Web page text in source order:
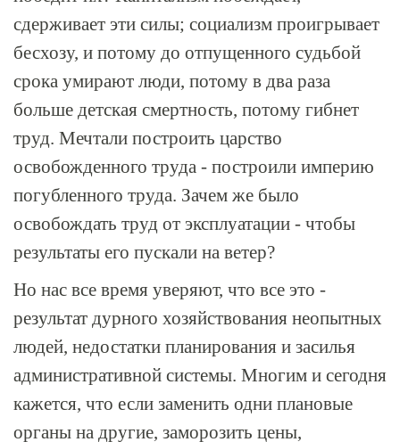
сдерживает эти силы; социализм проигрывает
бесхозу, и потому до отпущенного судьбой
срока умирают люди, потому в два раза
больше детская смертность, потому гибнет
труд. Мечтали построить царство
освобожденного труда - построили империю
погубленного труда. Зачем же было
освобождать труд от эксплуатации - чтобы
результаты его пускали на ветер?
Но нас все время уверяют, что все это -
результат дурного хозяйствования неопытных
людей, недостатки планирования и засилья
административной системы. Многим и сегодня
кажется, что если заменить одни плановые
органы на другие, заморозить цены,